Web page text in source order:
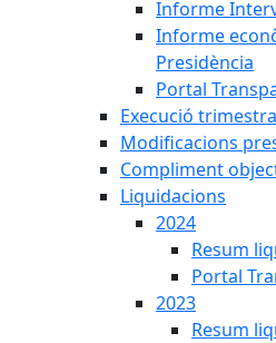
Informe
Informe
Presidència
Portal
Execució
Modificacions
Compliment
Liquidacions
2024
Resum
Portal
2023
Resum